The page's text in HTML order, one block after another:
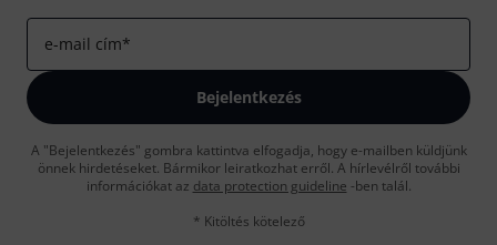
e-mail cím*
Bejelentkezés
A "Bejelentkezés" gombra kattintva elfogadja, hogy e-mailben küldjünk
önnek hirdetéseket. Bármikor leiratkozhat erről. A hírlevélről további
információkat az data protection guideline -ben talál.
* Kitöltés kötelező